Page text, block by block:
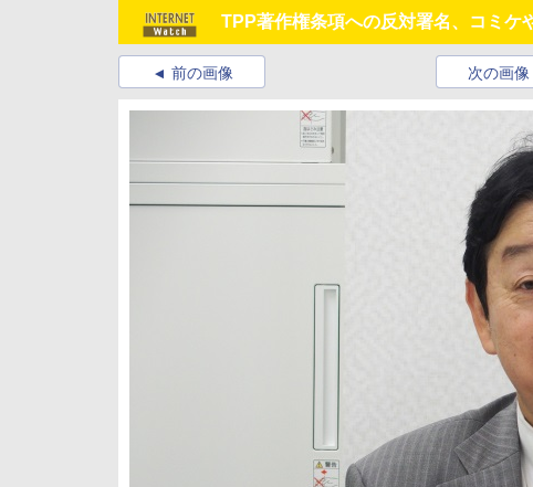
TPP著作権条項への反対署名、コミケ
前の画像 次の画像